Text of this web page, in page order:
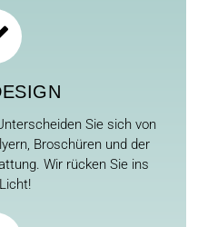
Sie sich von
Broschüren und der
Wir rücken Sie ins